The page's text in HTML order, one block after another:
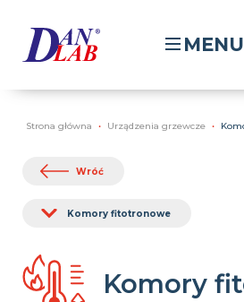
MENU
Strona główna Urządzenia grzewcze
Wróć
Komory fitotronowe
Komory